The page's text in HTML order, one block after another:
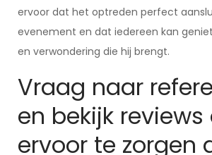
ervoor dat het optreden perfect
evenement en dat iedereen kan
en verwondering die hij brengt.
Vraag naar
en bekijk reviews
ervoor te zorgen